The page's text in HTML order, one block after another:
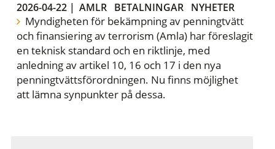
2026-04-22| AMLR BETALNINGAR NYHETER
Myndigheten för bekämpning av penningtvätt
och finansiering av terrorism (Amla) har föreslagit
en teknisk standard och en riktlinje, med
anledning av artikel 10, 16 och 17 i den nya
penningtvättsförordningen. Nu finns möjlighet
att lämna synpunkter på dessa.